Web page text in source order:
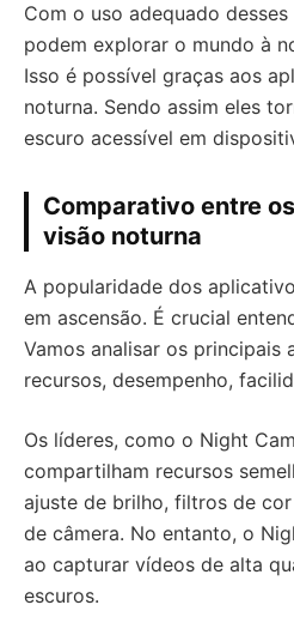
Com o uso adequado
podem explorar o mundo à
Isso é possível graças aos
noturna. Sendo assim eles
escuro acessível em
Comparativo entre
visão noturna
A popularidade dos
em ascensão. É crucial
Vamos analisar os principais
recursos, desempenho,
Os líderes, como o Night
compartilham recursos
ajuste de brilho, filtros de
de câmera. No entanto, o
ao capturar vídeos de alta
escuros.